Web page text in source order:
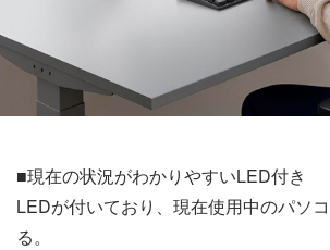
■現在の状況がわかりやすいLED付き
LEDが付いており、現在使用中のパソ
る。